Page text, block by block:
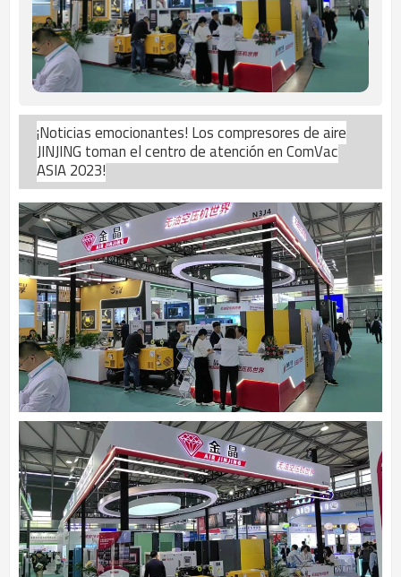
¡Noticias emocionantes! Los compresores de aire
JINJING toman el centro de atención en ComVac
ASIA 2023!